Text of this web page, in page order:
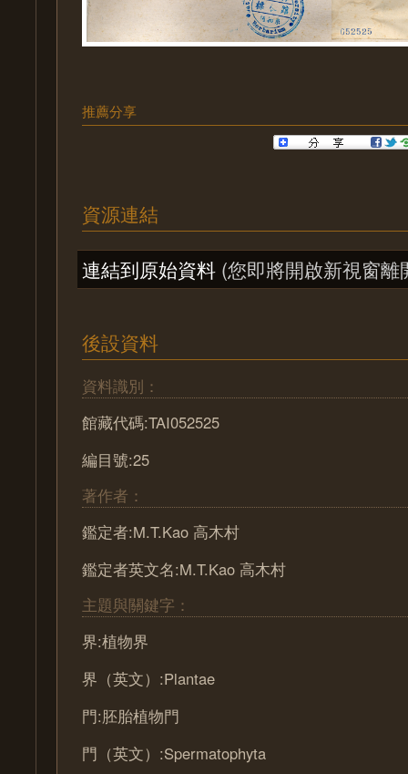
推薦分享
資源連結
連結到原始資料 (您即將開啟新視窗離
後設資料
資料識別：
館藏代碼:TAI052525
編目號:25
著作者：
鑑定者:M.T.Kao 高木村
鑑定者英文名:M.T.Kao 高木村
主題與關鍵字：
界:植物界
界（英文）:Plantae
門:胚胎植物門
門（英文）:Spermatophyta